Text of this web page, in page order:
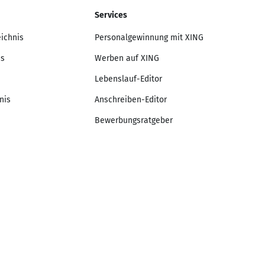
Services
Personalgewinnung mit XING
Werben auf XING
Lebenslauf-Editor
Anschreiben-Editor
Bewerbungsratgeber